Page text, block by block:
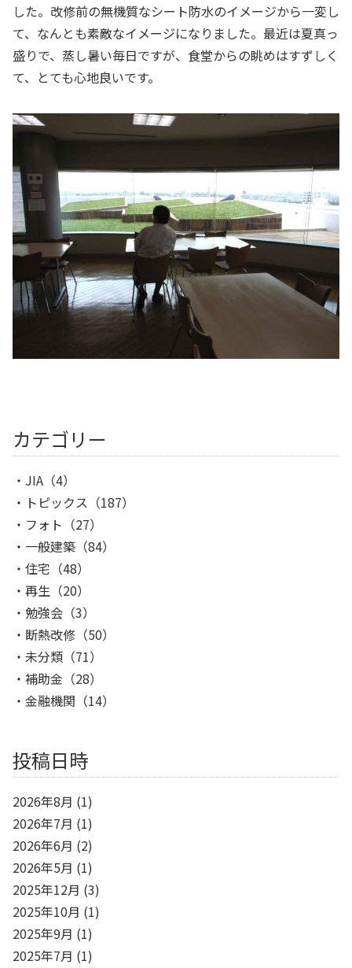
した。改修前の無機質なシート防水のイメージから一変し
て、なんとも素敵なイメージになりました。最近は夏真っ
盛りで、蒸し暑い毎日ですが、食堂からの眺めはすずしく
て、とても心地良いです。
カテゴリー
JIA （4）
トピックス （187）
フォト （27）
一般建築 （84）
住宅 （48）
再生 （20）
勉強会 （3）
断熱改修 （50）
未分類 （71）
補助金 （28）
金融機関 （14）
投稿日時
2026年8月 (1)
2026年7月 (1)
2026年6月 (2)
2026年5月 (1)
2025年12月 (3)
2025年10月 (1)
2025年9月 (1)
2025年7月 (1)